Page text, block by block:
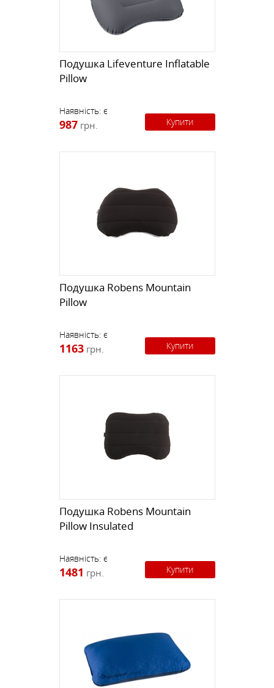
Подушка Lifeventure Inflatable
Pillow
Наявність: є
987 грн. Купити
Подушка Robens Mountain
Pillow
Наявність: є
1163 грн. Купити
Подушка Robens Mountain
Pillow Insulated
Наявність: є
1481 грн. Купити